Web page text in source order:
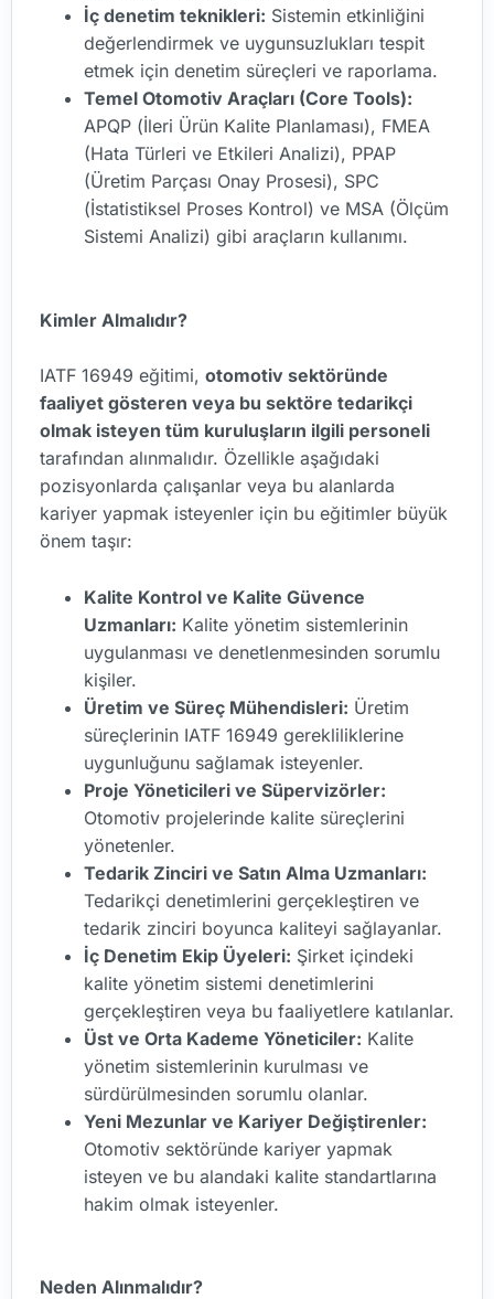
İç denetim teknikleri: Sistemin etkinliğini
değerlendirmek ve uygunsuzlukları tespit
etmek için denetim süreçleri ve raporlama.
Temel Otomotiv Araçları (Core Tools):
APQP (İleri Ürün Kalite Planlaması), FMEA
(Hata Türleri ve Etkileri Analizi), PPAP
(Üretim Parçası Onay Prosesi), SPC
(İstatistiksel Proses Kontrol) ve MSA (Ölçüm
Sistemi Analizi) gibi araçların kullanımı.
Kimler Almalıdır?
IATF 16949 eğitimi, otomotiv sektöründe
faaliyet gösteren veya bu sektöre tedarikçi
olmak isteyen tüm kuruluşların ilgili personeli
tarafından alınmalıdır. Özellikle aşağıdaki
pozisyonlarda çalışanlar veya bu alanlarda
kariyer yapmak isteyenler için bu eğitimler büyük
önem taşır:
Kalite Kontrol ve Kalite Güvence
Uzmanları: Kalite yönetim sistemlerinin
uygulanması ve denetlenmesinden sorumlu
kişiler.
Üretim ve Süreç Mühendisleri: Üretim
süreçlerinin IATF 16949 gerekliliklerine
uygunluğunu sağlamak isteyenler.
Proje Yöneticileri ve Süpervizörler:
Otomotiv projelerinde kalite süreçlerini
yönetenler.
Tedarik Zinciri ve Satın Alma Uzmanları:
Tedarikçi denetimlerini gerçekleştiren ve
tedarik zinciri boyunca kaliteyi sağlayanlar.
İç Denetim Ekip Üyeleri: Şirket içindeki
kalite yönetim sistemi denetimlerini
gerçekleştiren veya bu faaliyetlere katılanlar.
Üst ve Orta Kademe Yöneticiler: Kalite
yönetim sistemlerinin kurulması ve
sürdürülmesinden sorumlu olanlar.
Yeni Mezunlar ve Kariyer Değiştirenler:
Otomotiv sektöründe kariyer yapmak
isteyen ve bu alandaki kalite standartlarına
hakim olmak isteyenler.
Neden Alınmalıdır?